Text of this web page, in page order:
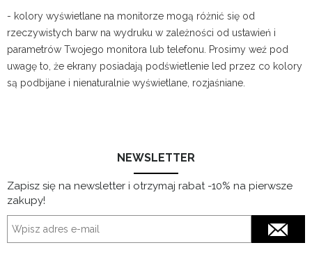
- kolory wyświetlane na monitorze mogą różnić się od
rzeczywistych barw na wydruku w zależności od ustawień i
parametrów Twojego monitora lub telefonu. Prosimy weź pod
uwagę to, że ekrany posiadają podświetlenie led przez co kolory
są podbijane i nienaturalnie wyświetlane, rozjaśniane.
NEWSLETTER
Zapisz się na newsletter i otrzymaj rabat -10% na pierwsze
zakupy!